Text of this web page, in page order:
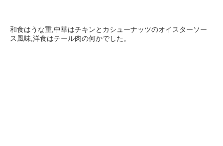
和食はうな重,中華はチキンとカシューナッツのオイスターソー
ス風味,洋食はテール肉の何かでした。